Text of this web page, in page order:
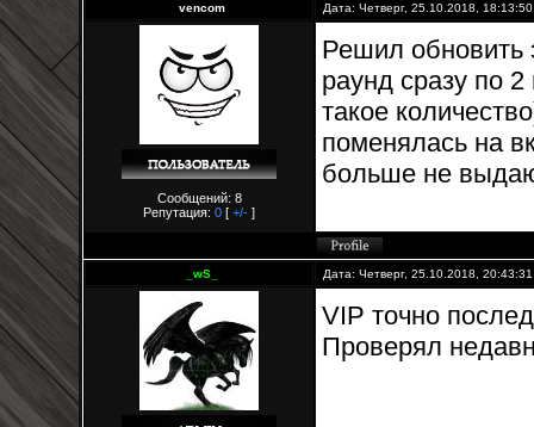
vencom Дата: Четверг, 25.10.2018,
Сообщений: 8
Репутация: 0 [ +/- ]
Решил обновить
раунд сразу по
такое
поменялась на
больше не
_wS_ Дата: Четверг, 25.10.2018,
VIP точно
Проверял